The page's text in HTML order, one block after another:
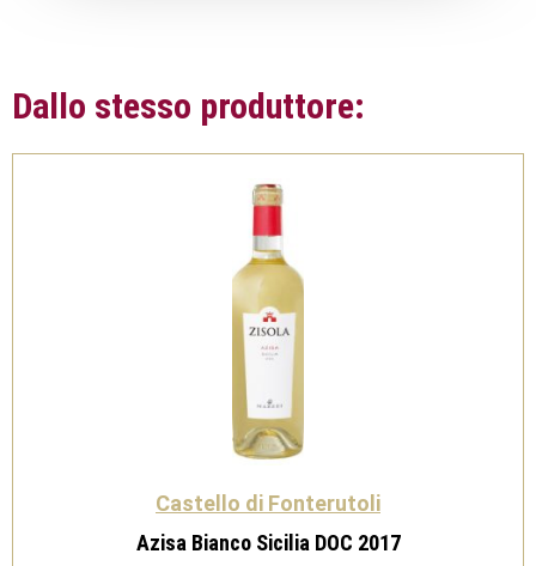
Dallo stesso produttore:
Castello di Fonterutoli
Azisa Bianco Sicilia DOC 2017